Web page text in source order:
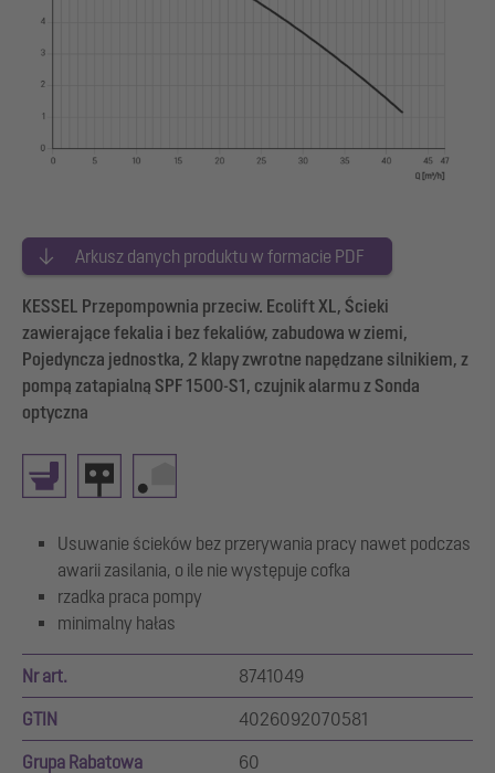
Arkusz danych produktu w formacie PDF
KESSEL Przepompownia przeciw. Ecolift XL, Ścieki
zawierające fekalia i bez fekaliów, zabudowa w ziemi,
Pojedyncza jednostka, 2 klapy zwrotne napędzane silnikiem, z
pompą zatapialną SPF 1500-S1, czujnik alarmu z Sonda
optyczna
Usuwanie ścieków bez przerywania pracy nawet podczas
awarii zasilania, o ile nie występuje cofka
rzadka praca pompy
minimalny hałas
Nr art. 8741049
GTIN 4026092070581
Grupa Rabatowa 60